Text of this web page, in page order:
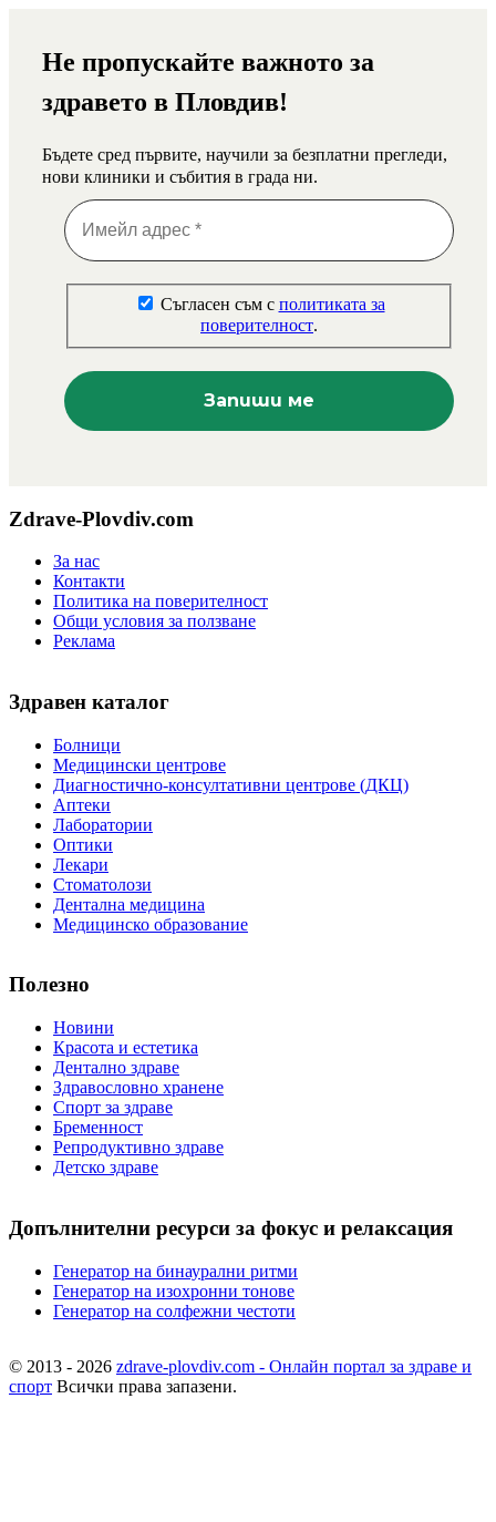
Не пропускайте важното за
здравето в Пловдив!
Бъдете сред първите, научили за безплатни прегледи,
нови клиники и събития в града ни.
Съгласен съм с политиката за
поверителност.
Zdrave-Plovdiv.com
За нас
Контакти
Политика на поверителност
Общи условия за ползване
Реклама
Здравен каталог
Болници
Медицински центрове
Диагностично-консултативни центрове (ДКЦ)
Аптеки
Лаборатории
Оптики
Лекари
Стоматолози
Дентална медицина
Медицинско образование
Полезно
Новини
Красота и естетика
Дентално здраве
Здравословно хранене
Спорт за здраве
Бременност
Репродуктивно здраве
Детско здраве
Допълнителни ресурси за фокус и релаксация
Генератор на бинаурални ритми
Генератор на изохронни тонове
Генератор на солфежни честоти
© 2013 - 2026 zdrave-plovdiv.com - Онлайн портал за здраве и
спорт Всички права запазени.